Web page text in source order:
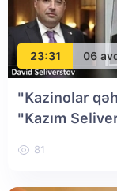
23:31 06
"Kazinolar
"Kazım
81